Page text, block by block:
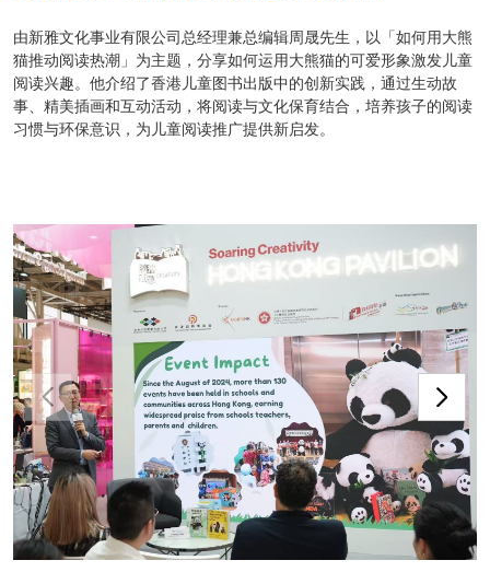
由新雅文化事业有限公司总经理兼总编辑周晟先生，以「如何用大熊
猫推动阅读热潮」为主题，分享如何运用大熊猫的可爱形象激发儿童
阅读兴趣。他介绍了香港儿童图书出版中的创新实践，通过生动故
事、精美插画和互动活动，将阅读与文化保育结合，培养孩子的阅读
习惯与环保意识，为儿童阅读推广提供新启发。